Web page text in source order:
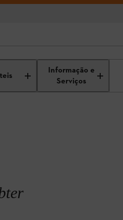
Informação e
Serviços
de um relvado